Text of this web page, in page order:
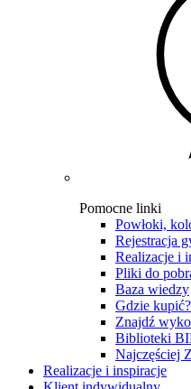
Pomocne linki
Powłoki,
Rejestracja
Realizacje i
Pliki do
Baza wiedzy
Gdzie kupić?
Znajdź
Biblioteki
Najczęściej
Realizacje i inspiracje